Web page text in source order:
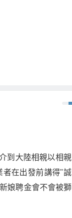
到大陸相親以相親
者在出發前講得"誠
娘聘金會不會被獅